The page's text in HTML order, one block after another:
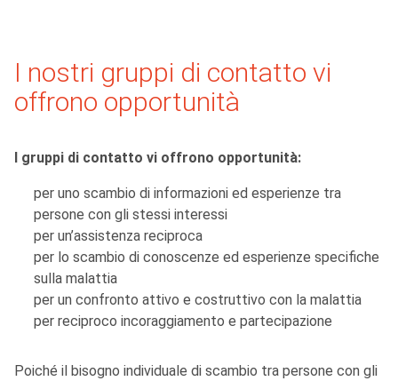
I nostri gruppi di contatto vi
offrono opportunità
I gruppi di contatto vi offrono opportunità:
per uno scambio di informazioni ed esperienze tra
persone con gli stessi interessi
per un’assistenza reciproca
per lo scambio di conoscenze ed esperienze specifiche
sulla malattia
per un confronto attivo e costruttivo con la malattia
per reciproco incoraggiamento e partecipazione
Poiché il bisogno individuale di scambio tra persone con gli